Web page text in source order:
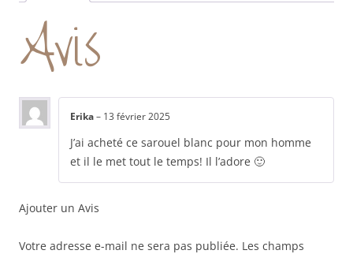
Avis
Erika – 13 février 2025
J’ai acheté ce sarouel blanc pour mon homme
et il le met tout le temps! Il l’adore 🙂
Ajouter un Avis
Votre adresse e-mail ne sera pas publiée. Les champs